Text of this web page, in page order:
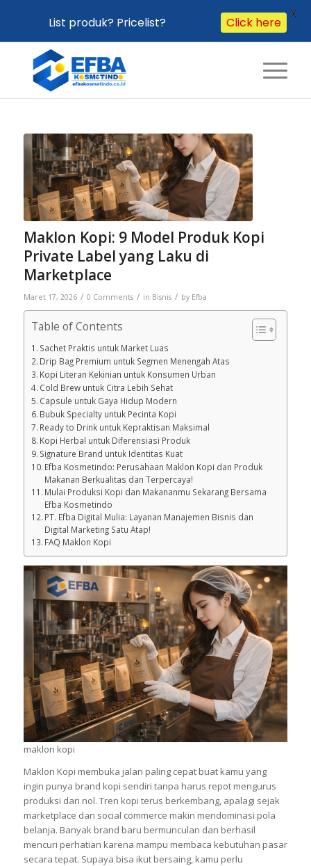
Maklon Kopi: 9 Model Produk Kopi
Private Label yang Laku di
Marketplace
Maret 17, 2026 / 0 Comments / in Bisnis / by Efba
Table of Contents
Sachet Praktis untuk Market Luas
Drip Bag Premium untuk Segmen Menengah Atas
Kopi Literan Kekinian untuk Konsumen Urban
Cold Brew untuk Citra Lebih Sehat
Capsule untuk Gaya Hidup Modern
Bubuk Specialty untuk Pecinta Kopi
Ready to Drink untuk Kepraktisan Maksimal
Kopi Herbal untuk Diferensiasi Produk
Signature Brand untuk Identitas Kuat
Efba Kosmetindo: Perusahaan Maklon Kopi dan Produk
Makanan Berkualitas dan Terpercaya!
Mulai Produksi Kopi dan Makananmu Sekarang Bersama
Efba Kosmetindo
PT. Efba Digital Mulia: Layanan Manajemen Bisnis dan
Digital Marketing Satu Atap!
FAQ Maklon Kopi
maklon kopi
Maklon Kopi membuka jalan paling cepat buat kamu yang
ingin punya brand kopi sendiri tanpa harus repot mengurus
produksi dari nol. Tren kopi terus berkembang, apalagi sejak
marketplace dan social commerce makin mendominasi pola
belanja. Banyak brand baru bermunculan dan berhasil
mencuri perhatian karena mampu membaca kebutuhan pasar
secara tepat. Supaya bisa ikut bersaing, kamu perlu
List produk? Pricelist? Click here
X